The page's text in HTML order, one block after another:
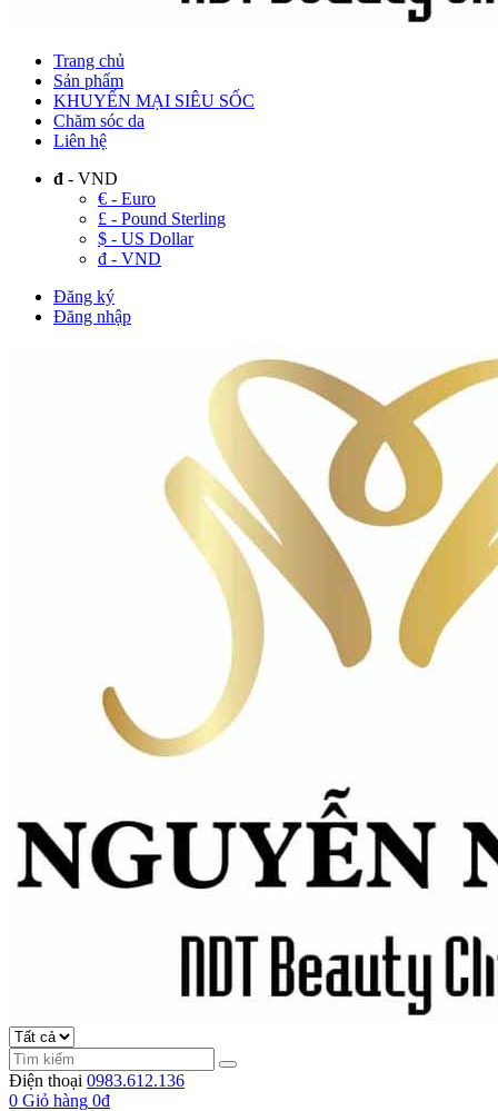
Trang chủ
Sản phẩm
KHUYẾN MẠI SIÊU SỐC
Chăm sóc da
Liên hệ
đ - VND
€ - Euro
£ - Pound Sterling
$ - US Dollar
đ - VND
Đăng ký
Đăng nhập
Điện thoại 0983.612.136
0 Giỏ hàng 0đ